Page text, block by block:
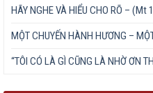
HÃY NGHE VÀ HIỂU CHO RÕ – (Mt
MỘT CHUYẾN HÀNH HƯƠNG –
“TÔI CÓ LÀ GÌ CŨNG LÀ NHỜ ƠN